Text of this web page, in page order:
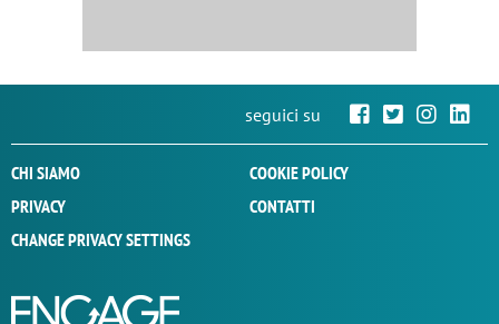
seguici su
CHI SIAMO
COOKIE POLICY
PRIVACY
CONTATTI
CHANGE PRIVACY SETTINGS